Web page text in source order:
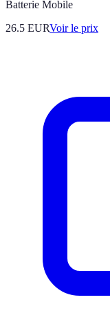
Batterie Mobile
26.5 EURVoir le prix